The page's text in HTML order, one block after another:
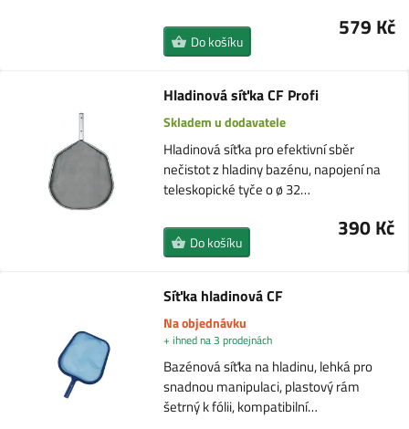
579 Kč
Do košíku
Hladinová síťka CF Profi
Skladem u dodavatele
Hladinová síťka pro efektivní sběr
nečistot z hladiny bazénu, napojení na
teleskopické tyče o ø 32…
390 Kč
Do košíku
Síťka hladinová CF
Na objednávku
+ ihned na 3 prodejnách
Bazénová síťka na hladinu, lehká pro
snadnou manipulaci, plastový rám
šetrný k fólii, kompatibilní…